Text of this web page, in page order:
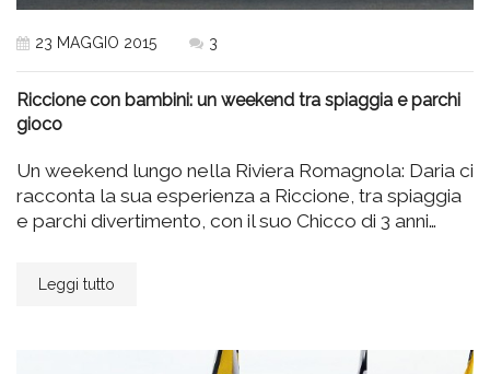
23 MAGGIO 2015 3
Riccione con bambini: un weekend tra spiaggia e parchi
gioco
Un weekend lungo nella Riviera Romagnola: Daria ci
racconta la sua esperienza a Riccione, tra spiaggia
e parchi divertimento, con il suo Chicco di 3 anni…
Leggi tutto